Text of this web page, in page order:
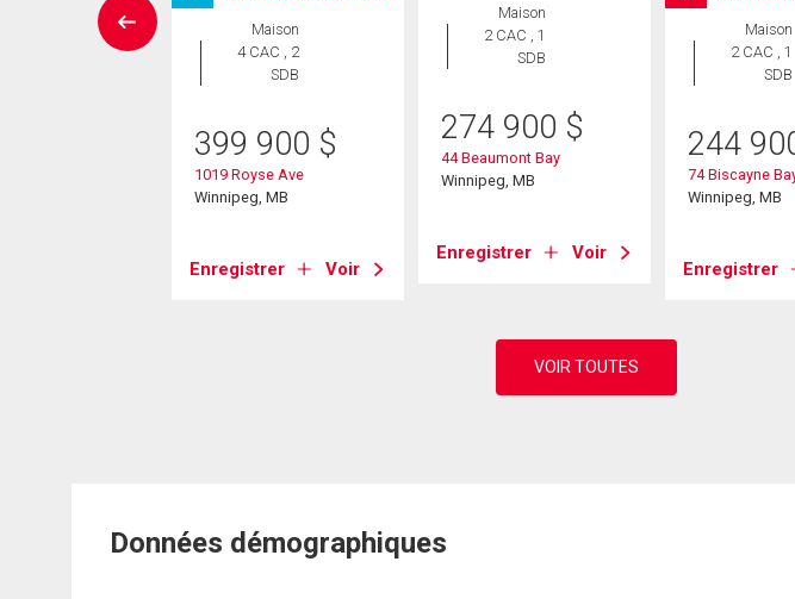
Maison
4 CAC , 2
SDB
399 900 $
1019 Royse Ave
Winnipeg, MB
Enregistrer Voir
Maison
2 CAC , 1
SDB
274 900 $
44 Beaumont Bay
Winnipeg, MB
Enregistrer Voir
Maison
2 CAC , 1
SDB
244
74 Biscayne
Winnipeg, MB
Enregistrer
Données démographiques